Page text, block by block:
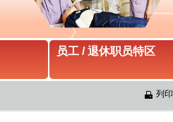
员工 / 退休职员特区
列印